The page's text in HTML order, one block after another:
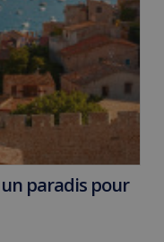
paradis pour